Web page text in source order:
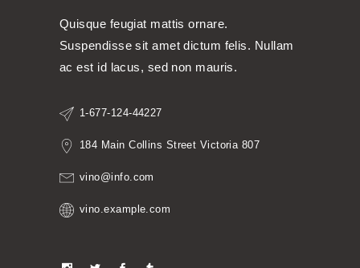
Quisque feugiat mattis ornare.
Suspendisse sit amet dictum felis. Nullam
ac est id lacus, sed non mauris.
1-677-124-44227
184 Main Collins Street Victoria 807
vino@info.com
vino.example.com